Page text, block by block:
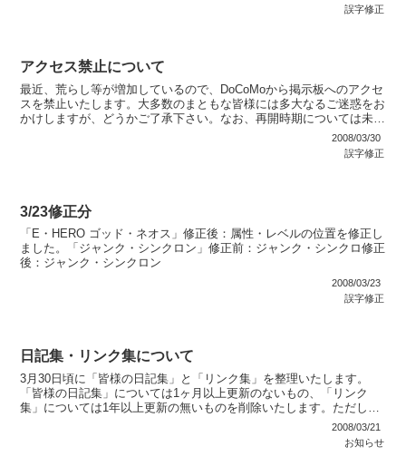
誤字修正
アクセス禁止について
最近、荒らし等が増加しているので、DoCoMoから掲示板へのアクセ
スを禁止いたします。大多数のまともな皆様には多大なるご迷惑をお
かけしますが、どうかご了承下さい。なお、再開時期については未定
2008/03/30
誤字修正
3/23修正分
「E・HERO ゴッド・ネオス」修正後：属性・レベルの位置を修正し
ました。「ジャンク・シンクロン」修正前：ジャンク・シンクロ修正
後：ジャンク・シンクロン
2008/03/23
誤字修正
日記集・リンク集について
3月30日頃に「皆様の日記集」と「リンク集」を整理いたします。
「皆様の日記集」については1ヶ月以上更新のないもの、「リンク
集」については1年以上更新の無いものを削除いたします。ただし、
事前に休止の連絡を受けている方のものは削除いたしません。2008/03/21
お知らせ